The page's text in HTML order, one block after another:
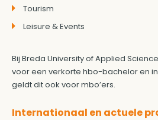
Tourism
Leisure & Events
Bij Breda University of Applied
voor een verkorte hbo-bachelor en
geldt dit ook voor mbo’ers.
Internationaal en actuele